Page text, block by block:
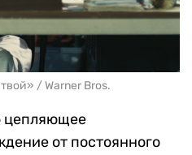
/ Warner Bros.
цепляющее
от постоянного